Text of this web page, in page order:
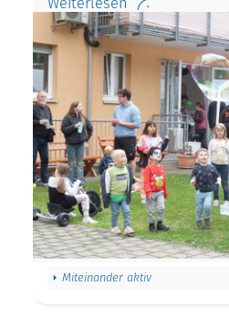
Miteinander aktiv